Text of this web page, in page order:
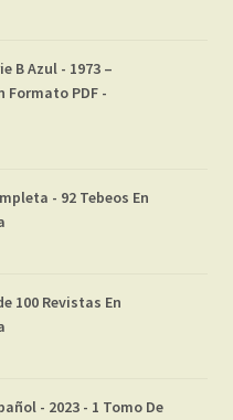
B Azul - 1973 –
Formato PDF -
- 92 Tebeos En
100 Revistas En
- 2023 - 1 Tomo De